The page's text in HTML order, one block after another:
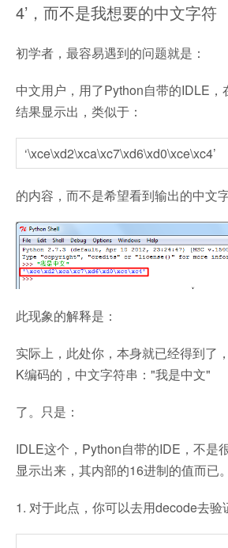
4’，而不是我想要的中文字符
初学者，最容易遇到的问题就是：
中文用户，用了Python自带的IDLE，
结果显示出，类似于：
‘\xce\xd2\xca\xc7\xd6\xd0\xce\xc4’
的内容，而不是希望看到输出的中文
此现象的解释是：
实际上，此处你，本身就已经得到了
K编码的，中文字符串："我是中文"
了。只是：
IDLE这个，Python自带的IDE，不是
显示出来，其内部的16进制的值而已。
1. 对于此点，你可以去用decode去验